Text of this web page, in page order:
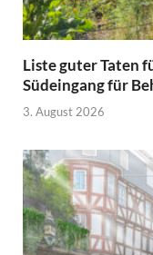
Liste guter Taten
Südeingang für
3. August 2026